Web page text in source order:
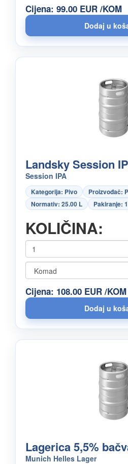
Cijena: 99.00 EUR /KOM
Landsky Session
Session IPA
Kategorija: Pivo
Proizvođač:
Normativ: 25.00 L
Pakiranje: 1
KOLIČINA:
Cijena: 108.00 EUR /KOM
Lagerica 5,5%
Munich Helles Lager